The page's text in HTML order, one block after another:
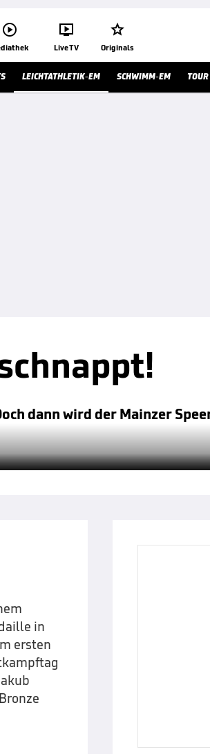
 
Live TV

Originals
LEICHTATHLETIK-EM SCHWIMM-EM
dann wird der Mainzer
in
ersten